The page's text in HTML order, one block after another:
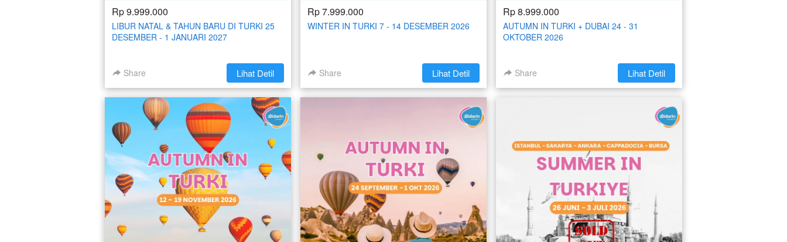
Rp 9.999.000
LIBUR NATAL & TAHUN BARU DI TURKI 25
DESEMBER - 1 JANUARI 2027
Share `Lihat Detil
Rp 7.999.000
WINTER IN TURKI 7 - 14 DESEMBER 2026
Share `Lihat Detil
Rp 8.999.000
AUTUMN IN TURKI + DUBAI 24 - 31
OKTOBER 2026
Share `Lihat Detil